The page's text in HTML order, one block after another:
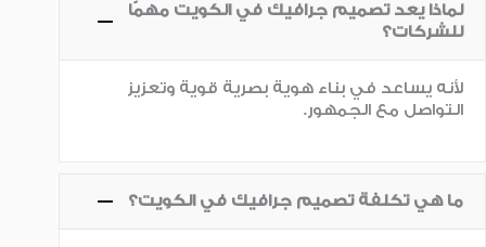
لماذا يعد تصميم جرافيك في الكويت مهمًا
للشركات؟
لأنه يساعد في بناء هوية بصرية قوية وتعزيز
التواصل مع الجمهور.
ما هي تكلفة تصميم جرافيك في الكويت؟